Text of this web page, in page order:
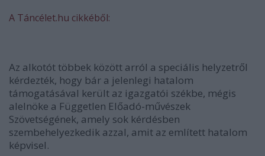
A Táncélet.hu cikkéből:
Az alkotót többek között arról a speciális helyzetről
kérdezték, hogy bár a jelenlegi hatalom
támogatásával került az igazgatói székbe, mégis
alelnöke a Független Előadó-művészek
Szövetségének, amely sok kérdésben
szembehelyezkedik azzal, amit az említett hatalom
képvisel.